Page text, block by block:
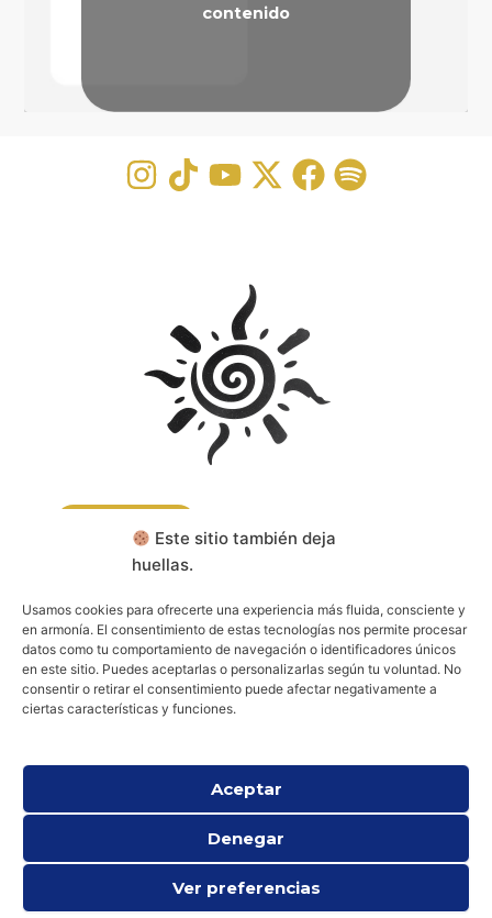
Este sitio también deja
huellas.
Usamos cookies para ofrecerte una experiencia más fluida, consciente y
en armonía. El consentimiento de estas tecnologías nos permite procesar
datos como tu comportamiento de navegación o identificadores únicos
en este sitio. Puedes aceptarlas o personalizarlas según tu voluntad. No
consentir o retirar el consentimiento puede afectar negativamente a
ciertas características y funciones.
Aceptar
Denegar
Ver preferencias
contenido
Aviso legal
Política de cookies (UE)
Política de privacidad
Todos los derechos © 2026 Psicología Espiritual y Existencial